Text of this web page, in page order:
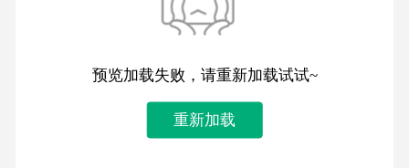
预览加载失败，请重新加载试试~
重新加载